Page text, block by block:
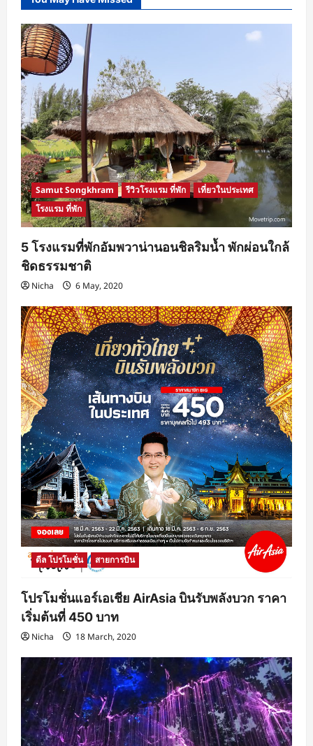
Samut Songkhram รีวิวโรงแรม ที่พัก
เที่ยวในประเทศ
โรงแรม ที่พัก
5 โรงแรมที่พักอัมพวาน่านอนชิลริมน้ำ พักผ่อนใกล้
ชิดธรรมชาติ
Nicha 6 May, 2020
ดีล โปรโมชั่น สายการบิน
โปรโมชั่นแอร์เอเชีย AirAsia บินรับพลังบวก ราคา
เริ่มต้นที่ 450 บาท
Nicha 18 March, 2020